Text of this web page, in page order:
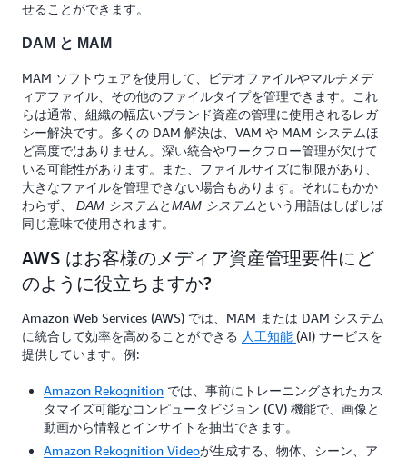
せることができます。
DAM と MAM
MAM ソフトウェアを使用して、ビデオファイルやマルチメデ
ィアファイル、その他のファイルタイプを管理できます。これ
らは通常、組織の幅広いブランド資産の管理に使用されるレガ
シー解決です。多くの DAM 解決は、VAM や MAM システムほ
ど高度ではありません。深い統合やワークフロー管理が欠けて
いる可能性があります。また、ファイルサイズに制限があり、
大きなファイルを管理できない場合もあります。それにもかか
わらず、
DAM システムとMAM システムという用語はしばしば
同じ意味で使用されます。
AWS はお客様のメディア資産管理要件にど
のように役立ちますか?
Amazon Web Services (AWS) では、MAM または DAM システム
に統合して効率を高めることができる 人工知能 (AI) サービスを
提供しています。例:
Amazon Rekognition では、事前にトレーニングされたカス
タマイズ可能なコンピュータビジョン (CV) 機能で、画像と
動画から情報とインサイトを抽出できます。
Amazon Rekognition Videoが生成する、物体、シーン、ア